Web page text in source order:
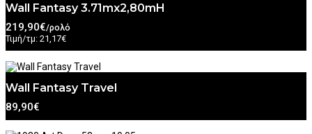
Wall Fantasy 3.71mx2,80mH
219,90€/ρολό
Τιμή/τμ: 21,17€
Wall Fantasy Travel
89,90€